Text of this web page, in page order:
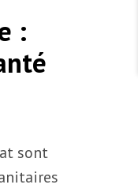
protéger les
en temps
et intervention
:
sont